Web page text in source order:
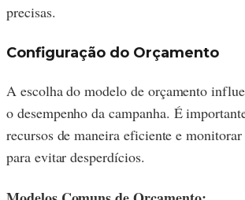
precisas.
Configuração do Orçamento
A escolha do modelo de orçamento
o desempenho da campanha. É
recursos de maneira eficiente e
para evitar desperdícios.